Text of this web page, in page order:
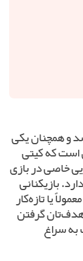
و همچنان یکی
است که کیتی
خاصی در بازی
بازیکنانی
یا تازه‌کار
هدف‌تان گرفتن
سراغ